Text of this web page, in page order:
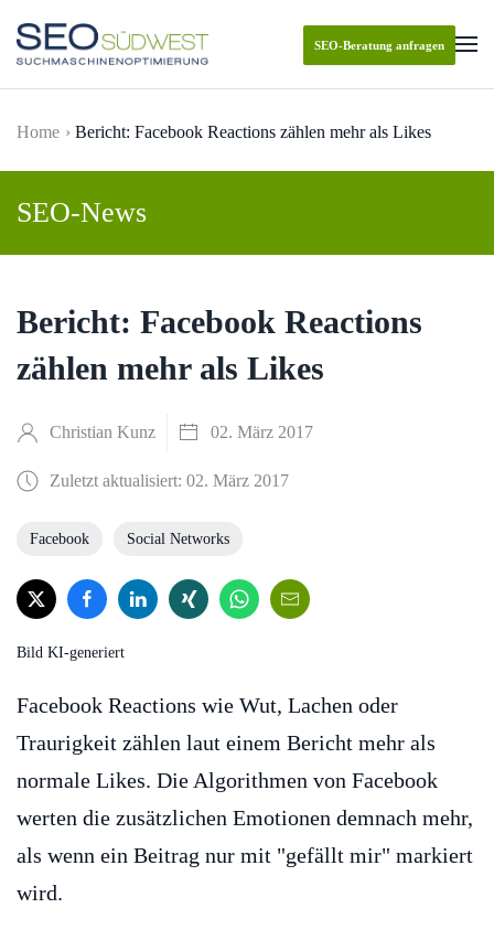
Skip to main content
SEO-Beratung anfragen
Home Bericht: Facebook Reactions zählen mehr als Likes
SEO-News
Bericht: Facebook Reactions
zählen mehr als Likes
Christian Kunz 02. März 2017
Zuletzt aktualisiert: 02. März 2017
Facebook Social Networks
Bild KI-generiert
Facebook Reactions wie Wut, Lachen oder
Traurigkeit zählen laut einem Bericht mehr als
normale Likes. Die Algorithmen von Facebook
werten die zusätzlichen Emotionen demnach mehr,
als wenn ein Beitrag nur mit "gefällt mir" markiert
wird.